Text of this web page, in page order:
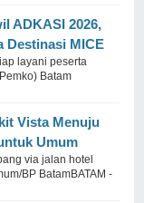
ADKASI 2026,
Destinasi MICE
layani peserta
Batam
Vista Menuju
Umum
via jalan hotel
BP BatamBATAM -